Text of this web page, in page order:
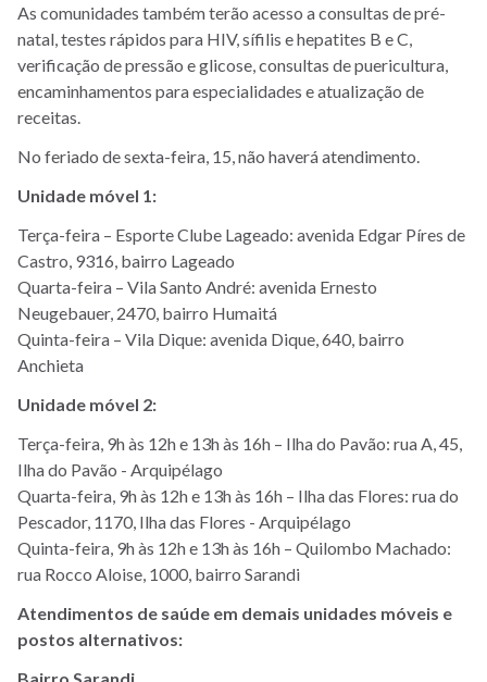
As comunidades também terão acesso a consultas de pré-
natal, testes rápidos para HIV, sífilis e hepatites B e C,
verificação de pressão e glicose, consultas de puericultura,
encaminhamentos para especialidades e atualização de
receitas.
No feriado de sexta-feira, 15, não haverá atendimento.
Unidade móvel 1:
Terça-feira – Esporte Clube Lageado: avenida Edgar Píres de
Castro, 9316, bairro Lageado
Quarta-feira – Vila Santo André: avenida Ernesto
Neugebauer, 2470, bairro Humaitá
Quinta-feira – Vila Dique: avenida Dique, 640, bairro
Anchieta
Unidade móvel 2:
Terça-feira, 9h às 12h e 13h às 16h – Ilha do Pavão: rua A, 45,
Ilha do Pavão - Arquipélago
Quarta-feira, 9h às 12h e 13h às 16h – Ilha das Flores: rua do
Pescador, 1170, Ilha das Flores - Arquipélago
Quinta-feira, 9h às 12h e 13h às 16h – Quilombo Machado:
rua Rocco Aloise, 1000, bairro Sarandi
Atendimentos de saúde em demais unidades móveis e
postos alternativos: